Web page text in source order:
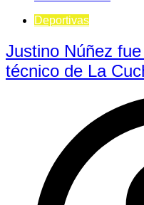
Deportivas
Justino Núñez
técnico de La